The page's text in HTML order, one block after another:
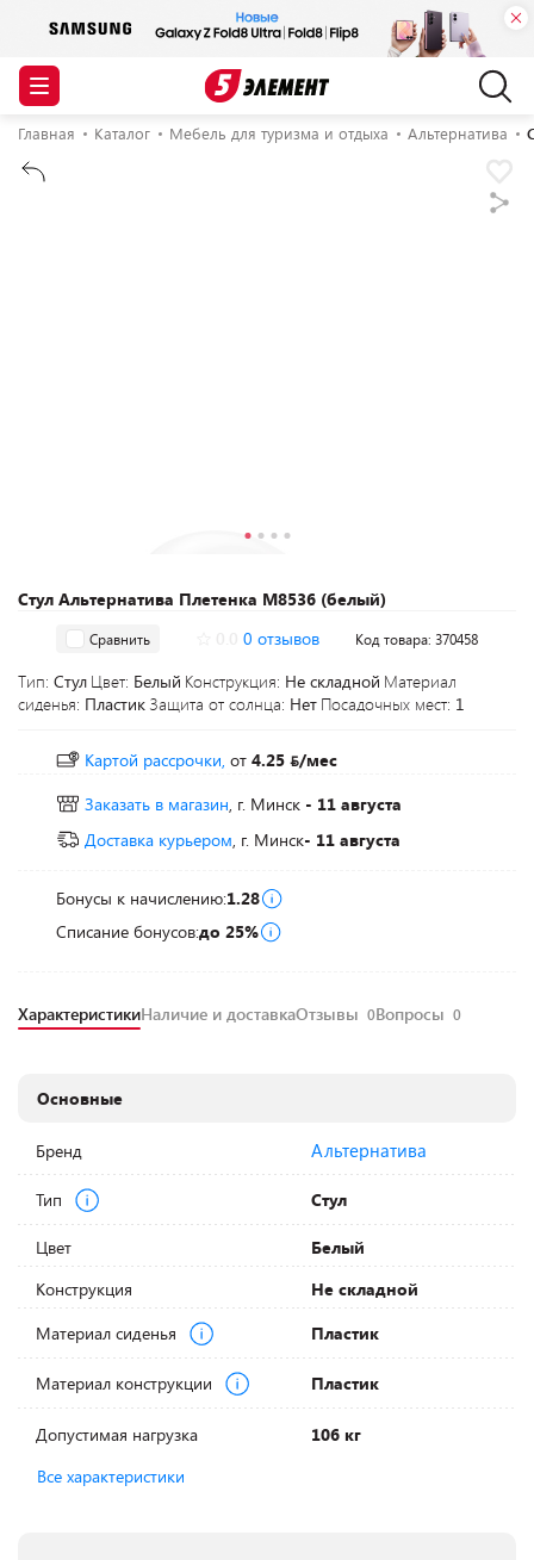
Главная Каталог Мебель для туризма и отдыха Альтернатива
Стул Альтернатива Плетенка М8536 (белый)
Сравнить 0 отзывов Код товара: 370458
Тип: Стул Цвет: Белый Конструкция: Не складной Материал
сиденья: Пластик Защита от солнца: Нет Посадочных мест: 1
Картой рассрочки, от 4.25
/мес
Заказать в магазин, г. Минск - 11 августа
Доставка курьером, г. Минск- 11 августа
Бонусы к начислению:1.28
Списание бонусов:до 25%
ХарактеристикиНаличие и доставкаОтзывы 0Вопросы 0
Основные
Бренд Альтернатива
Тип Стул
Цвет
Белый
Конструкция
Не складной
Материал сиденья
Пластик
Материал конструкции Пластик
Допустимая нагрузка
106 кг
Все характеристики